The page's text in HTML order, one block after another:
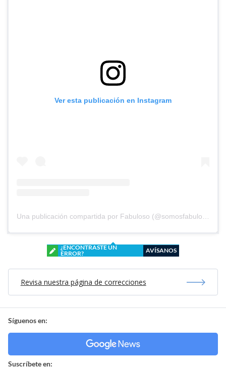
Ver esta publicación en Instagram
¿ENCONTRASTE UN
ERROR?
AVÍSANOS
Revisa nuestra página de correcciones
Síguenos en:
Suscríbete en: